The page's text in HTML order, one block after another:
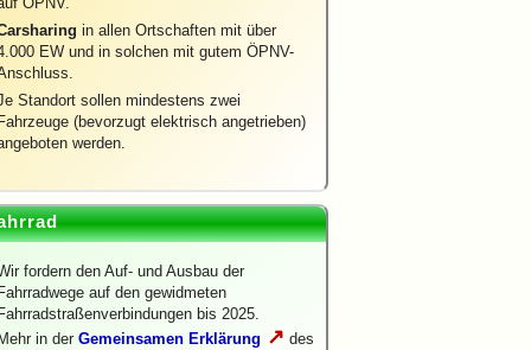
in allen Ortschaften mit über
EW und in solchen mit gutem ÖPNV-
Standort sollen mindestens zwei
(bevorzugt elektrisch angetrieben)
werden.
fordern den Auf- und Ausbau der
auf den gewidmeten
bis 2025.
in der Gemeinsamen Erklärung ↗ des